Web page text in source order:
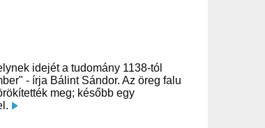
idejét a tudomány 1138-tól
- írja Bálint Sándor. Az öreg falu
meg; később egy